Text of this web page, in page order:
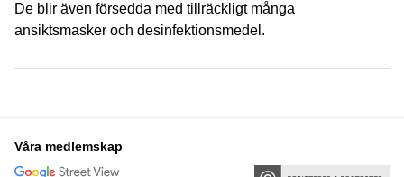
De blir även försedda med tillräckligt många
ansiktsmasker och desinfektionsmedel.
Våra medlemskap